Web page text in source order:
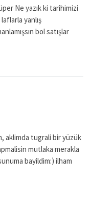
Ne yazık ki tarihimizi
yanlış
bol satışlar
aklimda tugrali bir yüzük
mutlaka merakla
bayildim:) ilham